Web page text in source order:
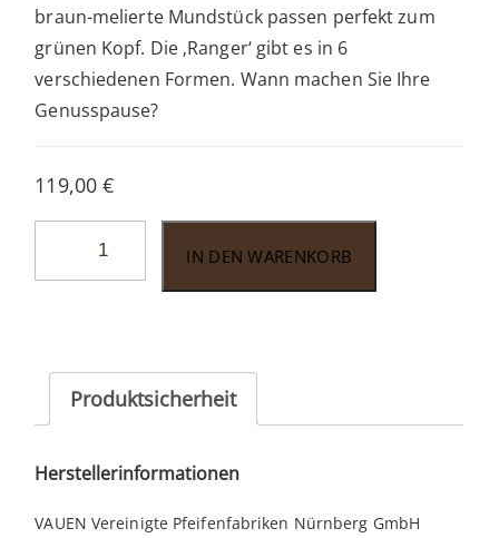
braun-melierte Mundstück passen perfekt zum
grünen Kopf. Die ‚Ranger‘ gibt es in 6
verschiedenen Formen. Wann machen Sie Ihre
Genusspause?
119,00€
IN DEN WARENKORB
Produktsicherheit
Herstellerinformationen
VAUEN Vereinigte Pfeifenfabriken Nürnberg GmbH